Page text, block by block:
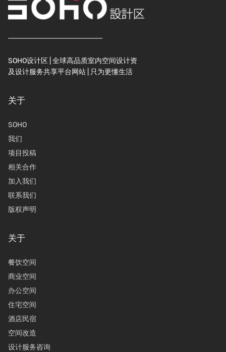
SOHO设计区 | 全球高品质室内空间设计资
及设计服务共享平台网站 | 只为更懂生活
关于
SOHO
我们
项目投稿
相关合作
加入我们
联系我们
版权声明
关于
餐饮空间
商业空间
办公空间
住宅空间
酒店民宿
空间改造
设计服务咨询